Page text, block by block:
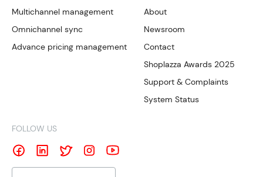
Multichannel management
Omnichannel sync
Advance pricing management
About
Newsroom
Contact
Shoplazza Awards 2025
Support & Complaints
System Status
FOLLOW US